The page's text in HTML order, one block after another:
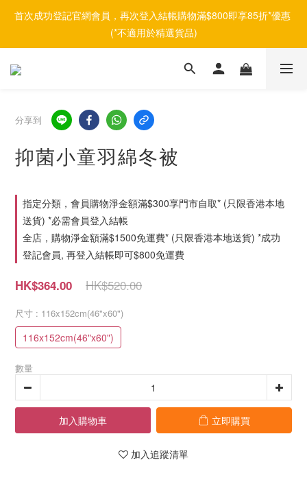
首次成功登記官網會員，再次登入結帳購物滿$800即享85折*優惠
(*不適用於精選貨品)
分享到
抑菌小童羽綿冬被
指定分類，會員購物淨金額滿$300享門市自取* (只限香港本地
送貨) *必需會員登入結帳
全店，購物淨金額滿$1500免運費* (只限香港本地送貨) *成功
登記會員, 再登入結帳即可$800免運費
HK$520.00
HK$364.00
尺寸 : 116x152cm(46"x60")
116x152cm(46"x60")
數量
加入購物車 立即購買
加入追蹤清單